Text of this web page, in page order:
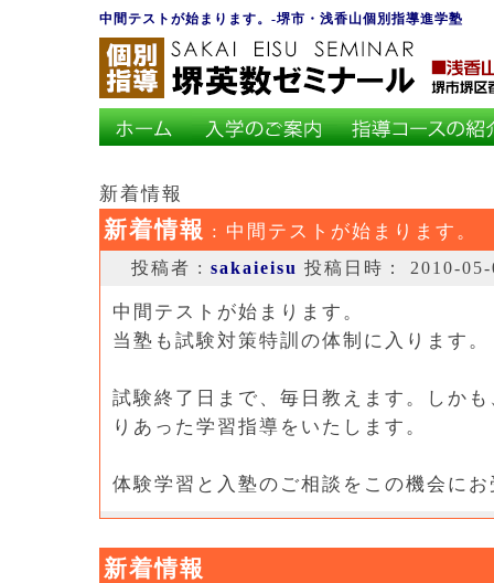
中間テストが始まります。-堺市・浅香山個別指導進学塾
新着情報
新着情報 : 中間テストが始まります。
投稿者 : sakaieisu 投稿日時： 2010-
中間テストが始まります。
当塾も試験対策特訓の体制に入ります。
試験終了日まで、毎日教えます。しか
りあった学習指導をいたします。
体験学習と入塾のご相談をこの機会に
新着情報